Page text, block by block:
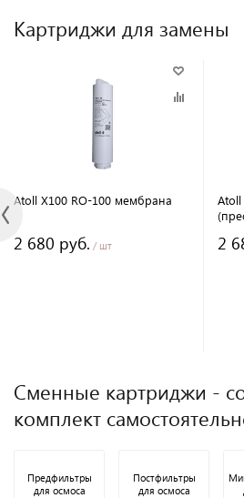
Картриджи для замены
Atoll X100 RO-100 мембрана
2 680 руб. / шт 2
Сменные картриджи -
комплект
Предфильтры
для осмоса
Постфильтры
для осмоса